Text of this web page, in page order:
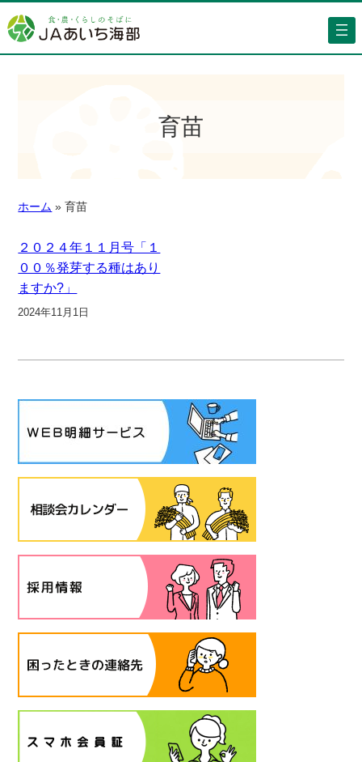
育苗
ホーム » 育苗
２０２４年１１月号「１
００％発芽する種はあり
ますか?」
2024年11月1日